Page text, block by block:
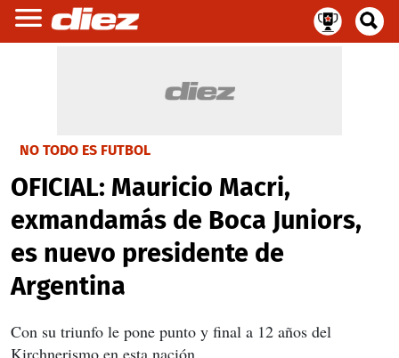
NO TODO ES FUTBOL
OFICIAL: Mauricio Macri,
exmandamás de Boca Juniors,
es nuevo presidente de
Argentina
Con su triunfo le pone punto y final a 12 años del
Kirchnerismo en esta nación